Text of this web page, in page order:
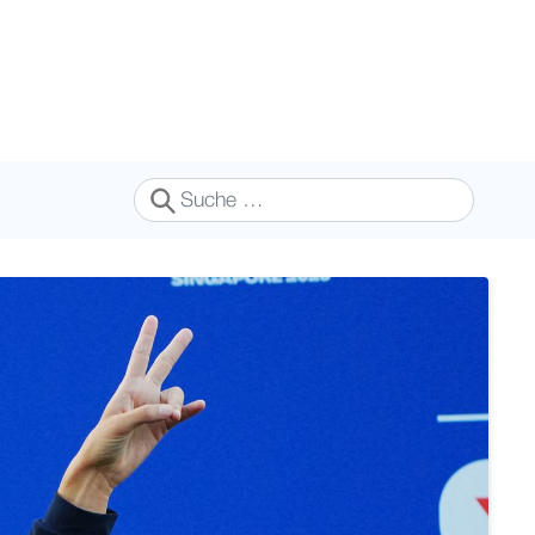
Suchen